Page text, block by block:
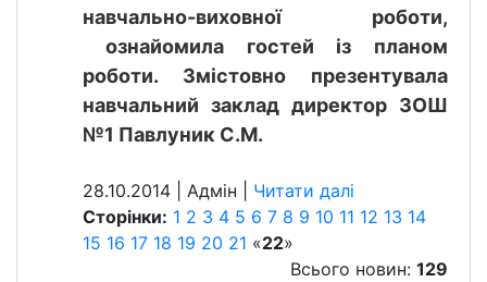
навчально-виховної роботи,
ознайомила гостей із планом
роботи. Змістовно презентувала
навчальний заклад директор ЗОШ
№1 Павлуник С.М.
28.10.2014 | Aдмін | Читати далі
Сторінки: 1 2 3 4 5 6 7 8 9 10 11 12 13 14
15 16 17 18 19 20 21 «22»
Всього новин: 129